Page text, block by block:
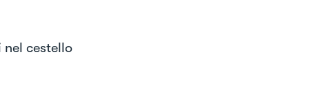
cestello